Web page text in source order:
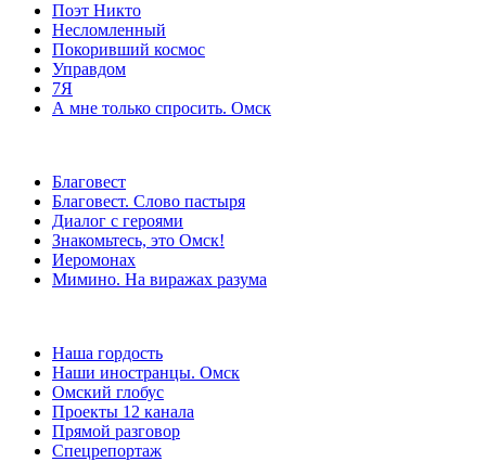
Поэт Никто
Несломленный
Покоривший космос
Управдом
7Я
А мне только спросить. Омск
Благовест
Благовест. Слово пастыря
Диалог с героями
Знакомьтесь, это Омск!
Иеромонах
Мимино. На виражах разума
Наша гордость
Наши иностранцы. Омск
Омский глобус
Проекты 12 канала
Прямой разговор
Спецрепортаж